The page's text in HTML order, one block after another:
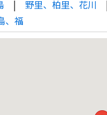
野里、柏里、花川
、福